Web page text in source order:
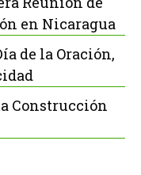
en Nicaragua
de la Oración,
Construcción